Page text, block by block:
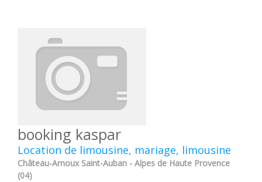
booking kaspar
Location de limousine, mariage, limousine
Château-Arnoux Saint-Auban - Alpes de Haute Provence
(04)